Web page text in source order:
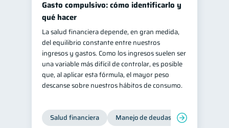
Gasto compulsivo: cómo identificarlo y
qué hacer
La salud financiera depende, en gran medida,
del equilibrio constante entre nuestros
ingresos y gastos. Como los ingresos suelen ser
una variable más difícil de controlar, es posible
que, al aplicar esta fórmula, el mayor peso
descanse sobre nuestros hábitos de consumo.
Salud financiera Manejo de deudas